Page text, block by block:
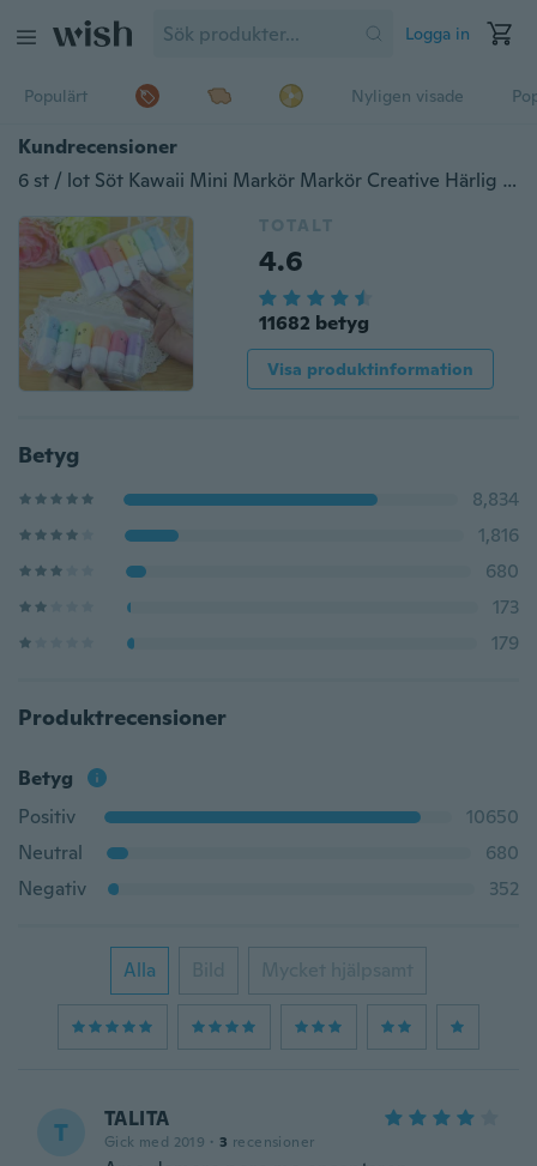
Logga in
Populärt Nyligen visade
Kundrecensioner
6 st / lot Söt Kawaii Mini Markör Markör Creative Härlig Pillform Gelpenna för koreanska brevpapper
TOTALT
4.6
11682 betyg
Visa produktinformation
Betyg
8,834
1,816
680
173
179
Produktrecensioner
Betyg
Positiv
10650
Neutral
680
Negativ
352
Alla Bild Mycket hjälpsamt
T TALITA
Gick med 2019 · 3 recensioner